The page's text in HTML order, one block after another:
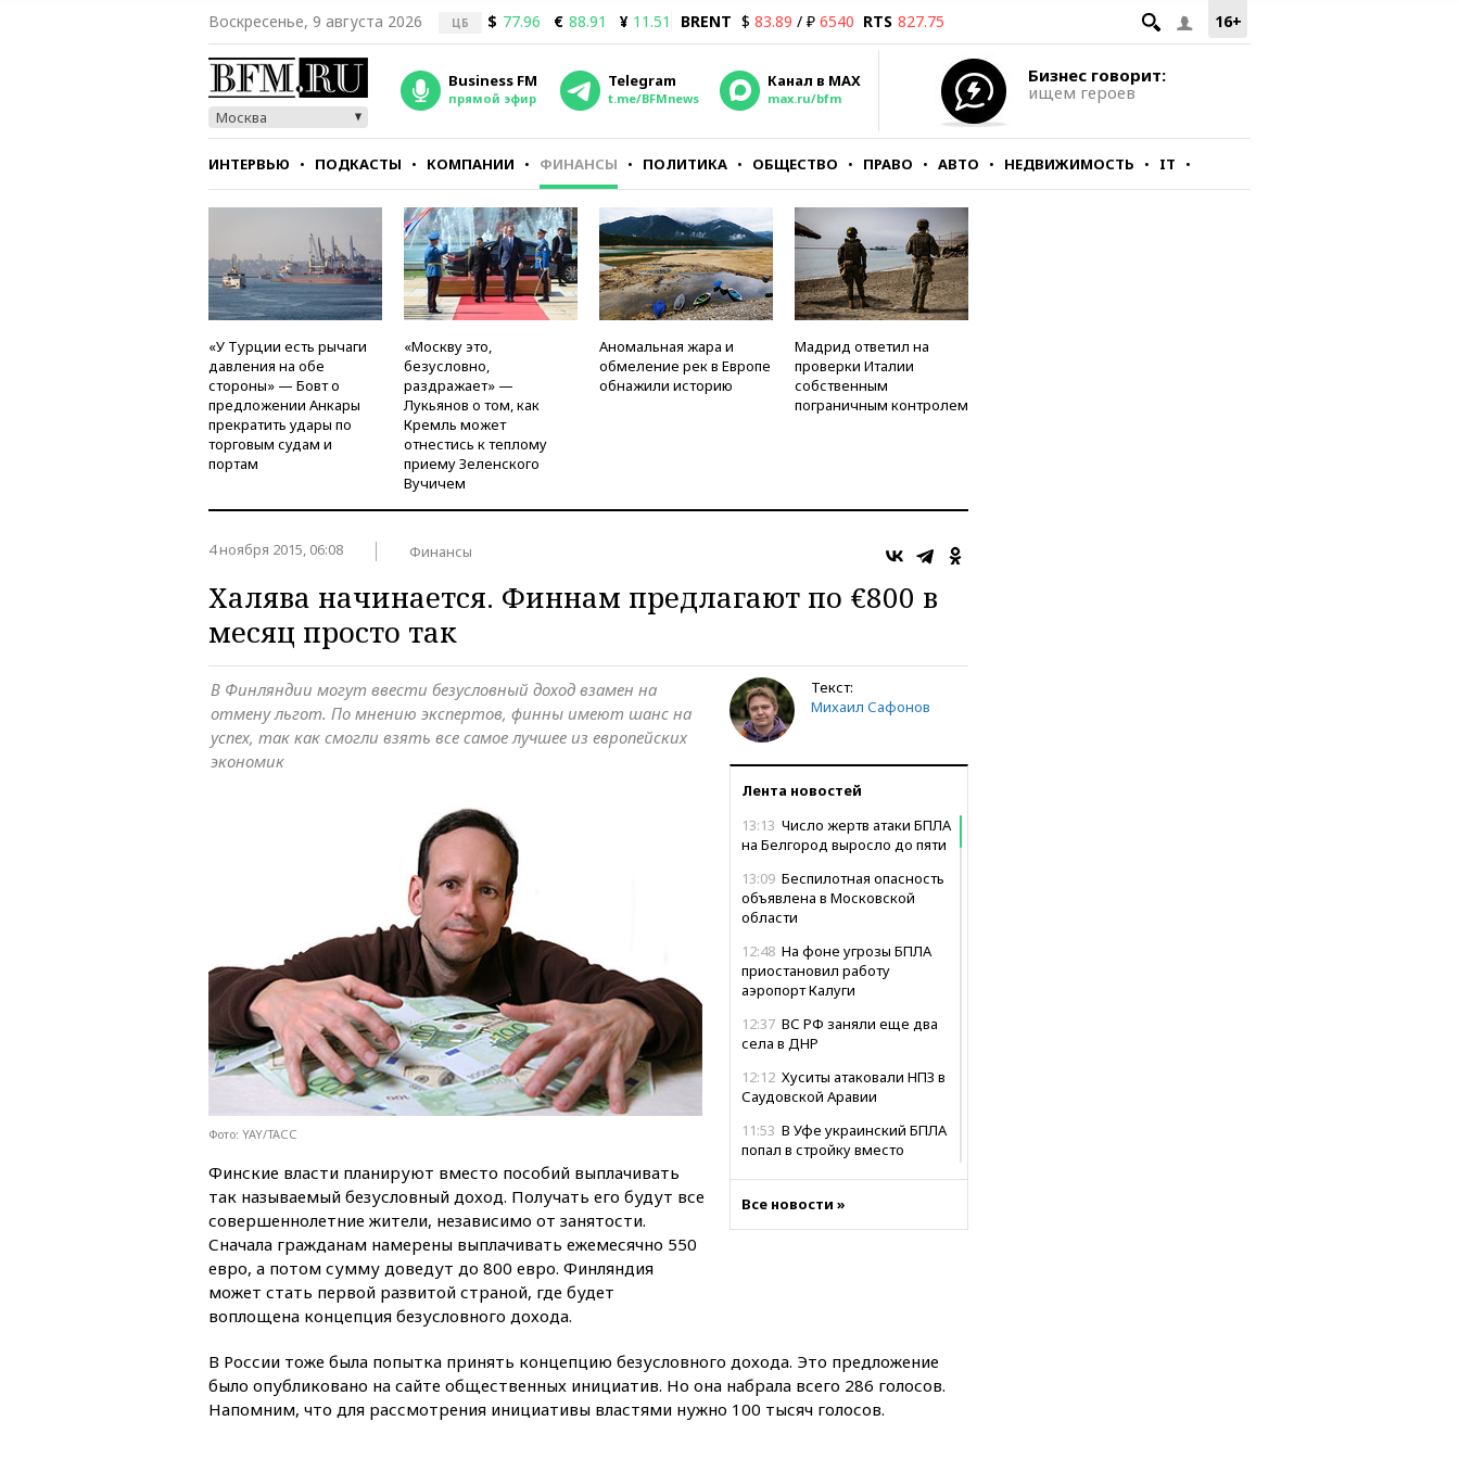
16+
Воскресенье, 9 августа 2026 ЦБ $ 77.96 € 88.91 ¥ 11.51 BRENT $ 83.89 / ₽ 6540 RTS 827.75
Москва
Business FM
прямой эфир
Telegram
t.me/BFMnews
Канал в MAX
max.ru/bfm
Бизнес говорит:
ищем героев
ИНТЕРВЬЮ ПОДКАСТЫ КОМПАНИИ ФИНАНСЫ ПОЛИТИКА ОБЩЕСТВО ПРАВО АВТО НЕДВИЖИМОСТЬ IT
СТИЛЬ ТЕСТЫ
«У Турции есть рычаги
давления на обе
стороны» — Бовт о
предложении Анкары
прекратить удары по
торговым судам и
портам
«Москву это,
безусловно,
раздражает» —
Лукьянов о том, как
Кремль может
отнестись к теплому
приему Зеленского
Вучичем
Аномальная жара и
обмеление рек в Европе
обнажили историю
Мадрид ответил на
проверки Италии
собственным
пограничным контролем
4 ноября 2015, 06:08 Финансы
Халява начинается. Финнам предлагают по €800 в
месяц просто так
Текст:
Михаил Сафонов
Лента новостей
13:13 Число жертв атаки БПЛА
на Белгород выросло до пяти
13:09 Беспилотная опасность
объявлена в Московской
области
12:48 На фоне угрозы БПЛА
приостановил работу
аэропорт Калуги
12:37 ВС РФ заняли еще два
села в ДНР
12:12 Хуситы атаковали НПЗ в
Саудовской Аравии
11:53 В Уфе украинский БПЛА
попал в стройку вместо
11:11 Одесса осталась без
инфраструктуре
10:10
не упомянула, чья атомная
Все новости »
В Финляндии могут ввести безусловный доход взамен на
отмену льгот. По мнению экспертов, финны имеют шанс на
успех, так как смогли взять все самое лучшее из европейских
экономик
Фото: YAY/ТАСС
Финские власти планируют вместо пособий выплачивать
так называемый безусловный доход. Получать его будут все
совершеннолетние жители, независимо от занятости.
Сначала гражданам намерены выплачивать ежемесячно 550
евро, а потом сумму доведут до 800 евро. Финляндия
может стать первой развитой страной, где будет
воплощена концепция безусловного дохода.
В России тоже была попытка принять концепцию безусловного дохода. Это предложение
было опубликовано на сайте общественных инициатив. Но она набрала всего 286 голосов.
Напомним, что для рассмотрения инициативы властями нужно 100 тысяч голосов.